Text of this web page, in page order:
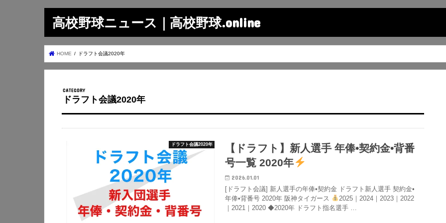
高校野球ニュース｜高校野球.online
HOME ドラフト会議2020年
ドラフト会議2020年
ドラフト会議2020年
【ドラフト】新人選手 年俸•契約金•背番
号一覧 2020年
2026.01.01
[ドラフト会議] 新人選手の年俸•契約金 ドラフト新人選手 契約金•
年俸•背番号 2020年 阪神タイガース
2025｜2024｜2023｜2022
｜2021｜2020 ◆2020年 ドラフト指名選手 …